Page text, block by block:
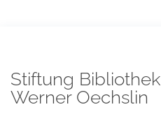
Stiftung Bibliothek
Werner Oechslin